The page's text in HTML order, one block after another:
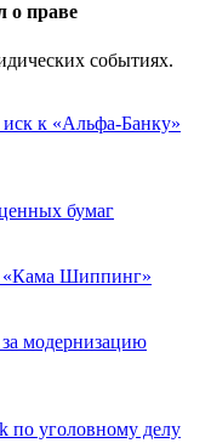
о праве
событиях.
к «Альфа-Банку»
бумаг
«Кама Шиппинг»
модернизацию
по уголовному делу